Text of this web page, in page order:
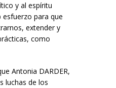
y al espíritu
esfuerzo para que
extender y
como
Antonia DARDER,
luchas de los